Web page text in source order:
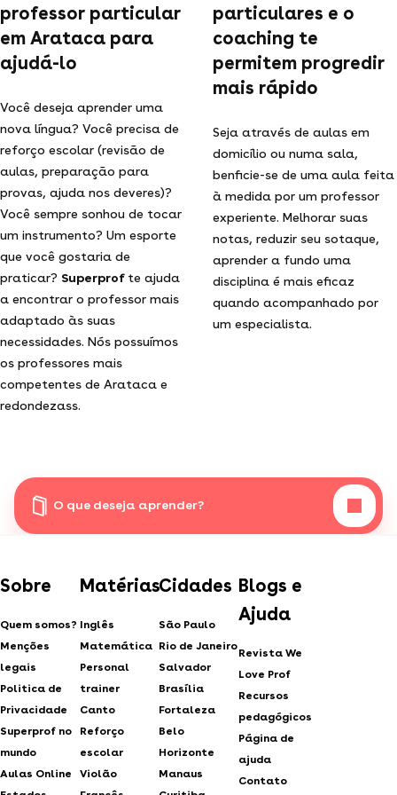
professor particular
em Arataca para
ajudá-lo
Você deseja aprender uma
nova língua? Você precisa de
reforço escolar (revisão de
aulas, preparação para
provas, ajuda nos deveres)?
Você sempre sonhou de tocar
um instrumento? Um esporte
que você gostaria de
praticar? Superprof te ajuda
a encontrar o professor mais
adaptado às suas
necessidades. Nós possuímos
os professores mais
competentes de Arataca e
redondezass.
particulares e o
coaching te
permitem progredir
mais rápido
Seja através de aulas em
domicílio ou numa sala,
benficie-se de uma aula feita
à medida por um professor
experiente. Melhorar suas
notas, reduzir seu sotaque,
aprender a fundo uma
disciplina é mais eficaz
quando acompanhado por
um especialista.
O que deseja aprender?
Sobre
Quem somos?
Menções
legais
Politica de
Privacidade
Superprof no
mundo
Aulas Online
Matérias
Inglês
Matemática
Personal
trainer
Canto
Reforço
escolar
Violão
Cidades
São Paulo
Rio de Janeiro
Salvador
Brasília
Fortaleza
Belo
Horizonte
Manaus
Blogs e
Ajuda
Revista We
Love Prof
Recursos
pedagógicos
Página de
ajuda
Contato